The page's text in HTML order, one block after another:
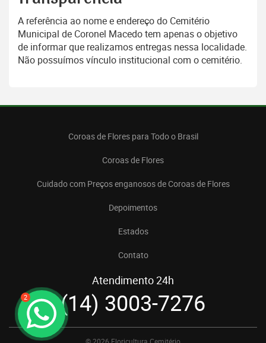
2
A referência ao nome e endereço do Cemitério
Municipal de Coronel Macedo tem apenas o objetivo
de informar que realizamos entregas nessa localidade.
Não possuímos vínculo institucional com o cemitério.
Coroas de Flores para Todo o Brasil
Coroas de Flores
Cuidado com Preços enganosos de Coroas de Flores
Depoimentos
Estados
Contato
Atendimento 24h
(14) 3003-7276